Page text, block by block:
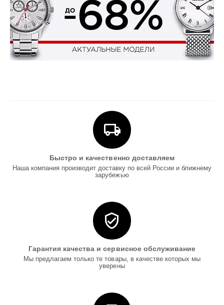
Быстро и качественно доставляем
Наша компания производит доставку по всей России и ближнему
зарубежью
Гарантия качества и сервисное обслуживание
Мы предлагаем только те товары, в качестве которых мы
уверены